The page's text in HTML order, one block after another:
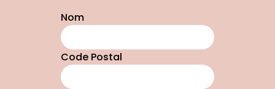
Nom
Code Postal